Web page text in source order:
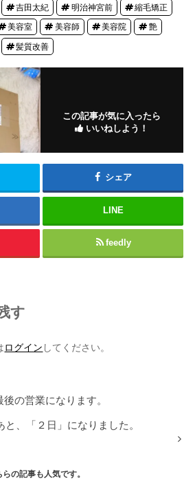
吉田太紀 明治神宮前 縮毛矯正
美容室 美容師 美容院 艶
髪質改善
この記事が気に入ったら
いいねしよう！
シェア
LINE
feedly
す
ログイン してください。
の営業になります。
と、「２日」になりました。
らの記事も人気です。